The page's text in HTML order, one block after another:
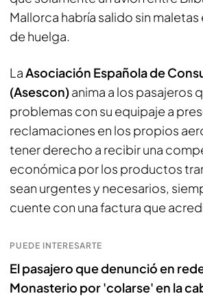
Mallorca habría salido sin maletas
de huelga.
LaAsociación Española de
(Asescon)anima a los pasajeros
problemas con su equipaje a
reclamaciones en los propios
tener derecho a recibir una
económica por los productos
sean urgentes y necesarios,
cuente con una factura que
PUEDE INTERESARTE
El pasajero que denunció en
Monasterio por 'colarse' en la